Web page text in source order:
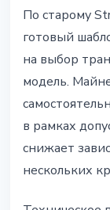
По старому
готовый
на выбор
модель.
в рамках
снижает
нескольких